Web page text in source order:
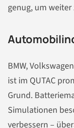
genug, um
BMW,
ist im QUTAC
Grund.
Simulationen
verbessern –